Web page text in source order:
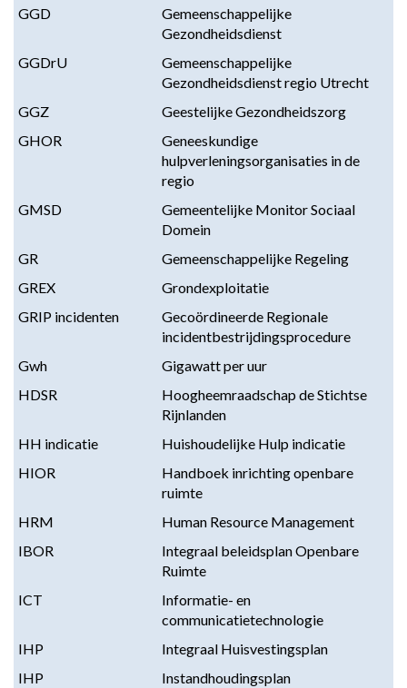
GGD
Gemeenschappelijke
Gezondheidsdienst
GGDrU
Gemeenschappelijke
Gezondheidsdienst regio Utrecht
GGZ
Geestelijke Gezondheidszorg
GHOR
Geneeskundige
hulpverleningsorganisaties in de
regio
GMSD
Gemeentelijke Monitor Sociaal
Domein
GR
Gemeenschappelijke Regeling
GREX
Grondexploitatie
GRIP incidenten
Gecoördineerde Regionale
incidentbestrijdingsprocedure
Gwh
Gigawatt per uur
HDSR
Hoogheemraadschap de Stichtse
Rijnlanden
HH indicatie
Huishoudelijke Hulp indicatie
HIOR
Handboek inrichting openbare
ruimte
HRM
Human Resource Management
IBOR
Integraal beleidsplan Openbare
Ruimte
ICT
Informatie- en
communicatietechnologie
IHP
Integraal Huisvestingsplan
IHP
Instandhoudingsplan